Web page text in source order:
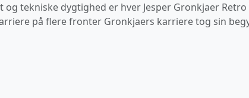
tekniske dygtighed er hver Jesper Gronkjaer
på flere fronter Gronkjaers karriere tog sin